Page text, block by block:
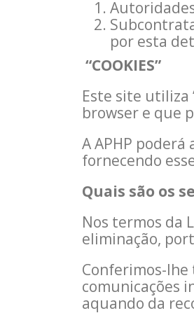
por esta
“COOKIES”
Este site utiliza
browser e que
A APHP
fornecendo
Quais são os
Nos termos da
eliminação,
Conferimos-lhe
comunicações
aquando da